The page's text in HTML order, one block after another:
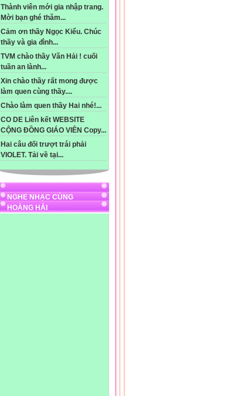
Thành viên mới gia nhập trang.
Mời bạn ghé thăm...
Cảm ơn thầy Ngọc Kiểu. Chúc
thầy và gia đình...
TVM chào thầy Văn Hải ! cuối
tuần an lành...
Xin chào thầy rất mong được
làm quen cùng thầy....
Chào làm quen thầy Hai nhé!...
CO DE Liên kết WEBSITE
CỘNG ĐỒNG GIÁO VIÊN Copy...
Hai câu đối trượt trái phải
VIOLET. Tải về tại...
NGHE NHẠC CÙNG
HOÀNG HẢI